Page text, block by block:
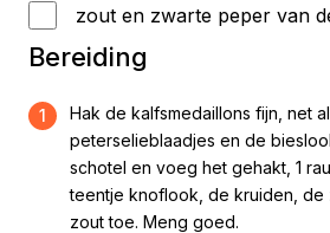
zout en zwarte peper van
Bereiding
1
Hak de kalfsmedaillons fijn, net
peterselieblaadjes en de
schotel en voeg het gehakt, 1
teentje knoflook, de kruiden, de
zout toe. Meng goed.